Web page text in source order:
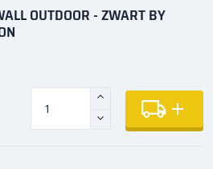
OUTDOOR - ZWART BY